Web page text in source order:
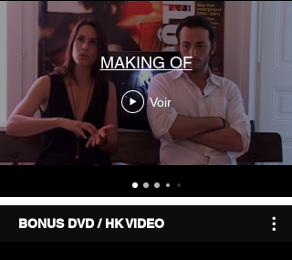
MAKING OF
Voir
BONUS DVD / HK VIDEO